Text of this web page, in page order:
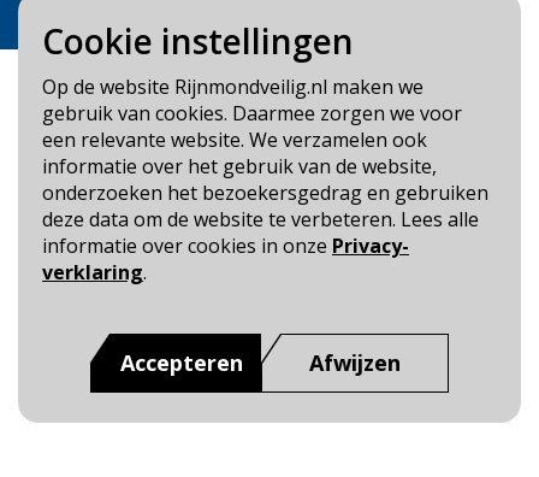
Cookie instellingen
Op de website Rijnmondveilig.nl maken we
gebruik van cookies. Daarmee zorgen we voor
een relevante website. We verzamelen ook
informatie over het gebruik van de website,
onderzoeken het bezoekersgedrag en gebruiken
deze data om de website te verbeteren. Lees alle
informatie over cookies in onze Privacy-
verklaring.
Accepteren Afwijzen
Bel 0900-8387
Blijf op de hoogte
Cookie- en Privacybeleid
Toegankelijkheid
Rijnmond